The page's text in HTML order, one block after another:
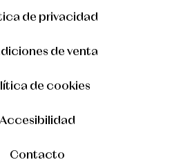
de privacidad
de venta
de cookies
Accesibilidad
Contacto